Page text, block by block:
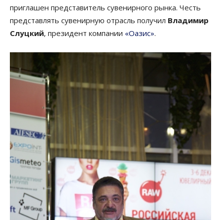
приглашен представитель сувенирного рынка. Честь
представлять сувенирную отрасль получил Владимир
Слуцкий, президент компании «Оазис».